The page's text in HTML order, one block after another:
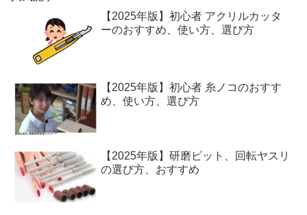
【2025年版】初心者 アクリルカッタ
ーのおすすめ、使い方、選び方
【2025年版】初心者 糸ノコのおすす
め、使い方、選び方
【2025年版】研磨ビット、回転ヤスリ
の選び方、おすすめ